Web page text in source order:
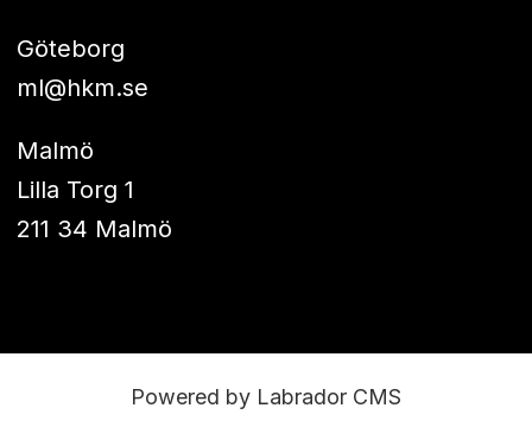
Göteborg
ml@hkm.se
Malmö
Lilla Torg 1
211 34 Malmö
Powered by Labrador CMS